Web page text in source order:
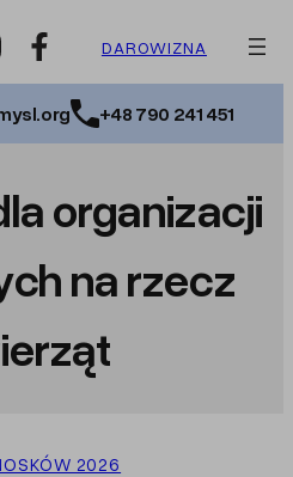
DAROWIZNA
+48 790 241 451
organizacji
na rzecz
2026